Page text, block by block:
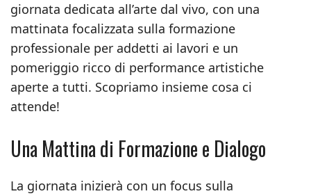
giornata dedicata all’arte dal vivo, con una
mattinata focalizzata sulla formazione
professionale per addetti ai lavori e un
pomeriggio ricco di performance artistiche
aperte a tutti. Scopriamo insieme cosa ci
attende!
Una Mattina di Formazione e Dialogo
La giornata inizierà con un focus sulla